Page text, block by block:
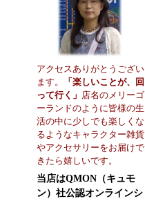
アクセスありがとうござい
ます。
「楽しいことが、回
って行く」 店名のメリーゴ
ーランドのように皆様の生
活の中に少しでも楽しくな
るようなキャラクター雑貨
やアクセサリーをお届けで
きたら嬉しいです。
当店はQMON（キュモ
ン）社公認オンラインシ